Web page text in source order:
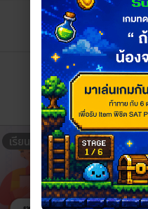
เรียนได้ทุกระบบ